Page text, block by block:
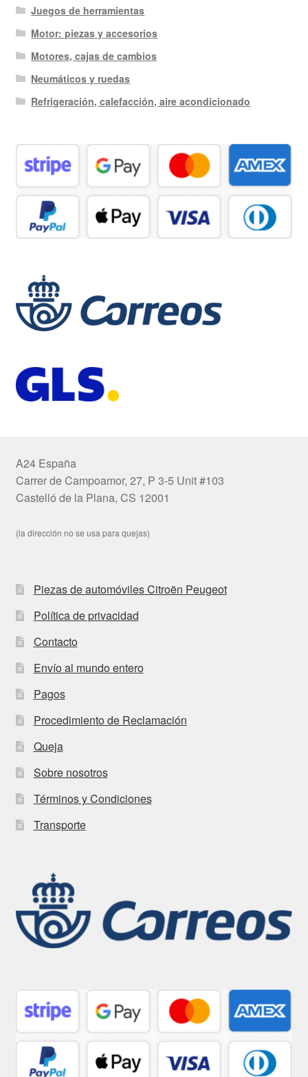
Juegos de herramientas
Motor: piezas y accesorios
Motores, cajas de cambios
Neumáticos y ruedas
Refrigeración, calefacción, aire acondicionado
A24 España
Carrer de Campoamor, 27, P 3-5 Unit #103
Castelló de la Plana, CS 12001
(la dirección no se usa para quejas)
Piezas de automóviles Citroën Peugeot
Política de privacidad
Contacto
Envío al mundo entero
Pagos
Procedimiento de Reclamación
Queja
Sobre nosotros
Términos y Condiciones
Transporte